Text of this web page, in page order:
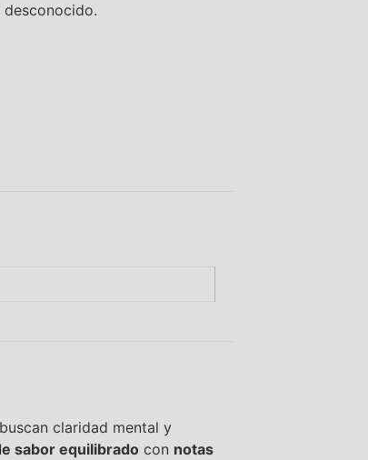
claridad mental y
sabor equilibradocon notas